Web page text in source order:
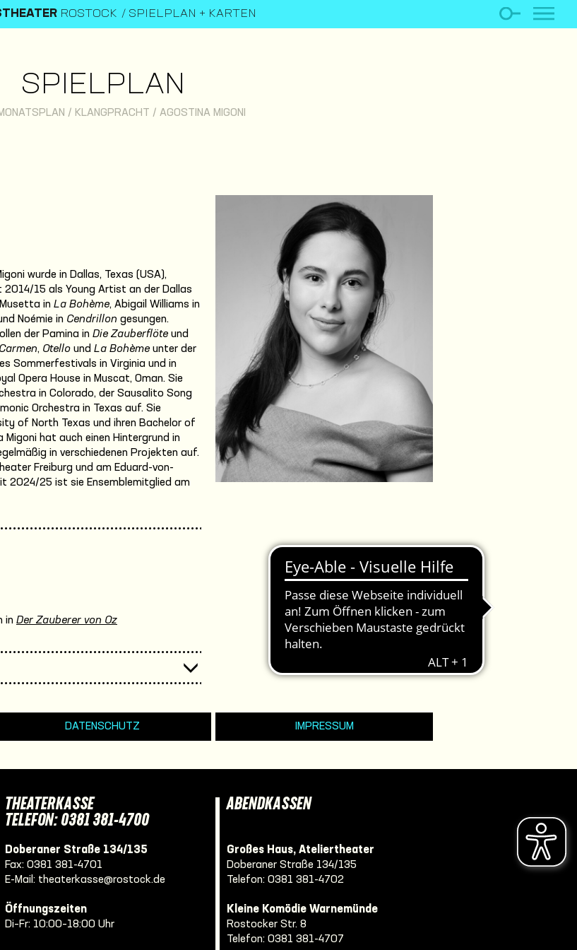
ROSTOCK SPIELPLAN + KARTEN
SPIELPLAN
/ KLANGPRACHT / AGOSTINA MIGONI
wurde in Dallas, Texas (USA),
2014/15 als Young Artist an der Dallas
in La Bohème, Abigail Williams in
Noémie in Cendrillon gesungen.
der Pamina in Die Zauberflöte und
Carmen, Otello und La Bohème unter der
Sommerfestivals in Virginia und in
Opera House in Muscat, Oman. Sie
in Colorado, der Sausalito Song
Orchestra in Texas auf. Sie
of North Texas und ihren Bachelor of
hat auch einen Hintergrund in
in verschiedenen Projekten auf.
Freiburg und am Eduard-von-
2024/25 ist sie Ensemblemitglied am
in Der Zauberer von Oz
DATENSCHUTZ IMPRESSUM
THEATERKASSE
TELEFON: 0381 381-4700
Doberaner Straße 134/135
Fax: 0381 381-4701
E-Mail: theaterkasse@rostock.de
Öffnungszeiten
Di–Fr: 10:00–18:00 Uhr
ABENDKASSEN
Großes Haus, Ateliertheater
Doberaner Straße 134/135
Telefon: 0381 381-4702
Kleine Komödie Warnemünde
Rostocker Str. 8
Telefon: 0381 381-4707